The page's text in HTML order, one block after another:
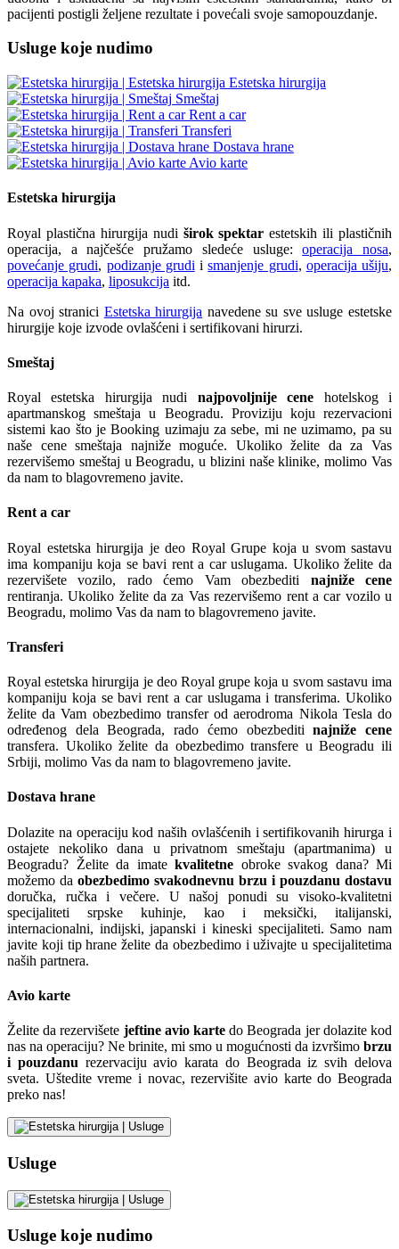
pacijenti postigli željene rezultate i povećali svoje samopouzdanje.
Usluge koje nudimo
Estetska hirurgija
Smeštaj
Rent a car
Transferi
Dostava hrane
Avio karte
Estetska hirurgija
Royal plastična hirurgija nudi širok spektar estetskih ili plastičnih
operacija, a najčešće pružamo sledeće usluge:operacija nosa,
povećanje grudi, podizanje grudi ismanjenje grudi, operacija ušiju,
operacija kapaka, liposukcija itd.
Na ovoj stranici Estetska hirurgija navedene su sve usluge estetske
hirurgije koje izvode ovlašćeni i sertifikovani hirurzi.
Smeštaj
Royal estetska hirurgija nudi najpovoljnije cene hotelskog i
apartmanskog smeštaja u Beogradu. Proviziju koju rezervacioni
sistemi kao što je Booking uzimaju za sebe, mi ne uzimamo, pa su
naše cene smeštaja najniže moguće. Ukoliko želite da za Vas
rezervišemo smeštaj u Beogradu, u blizini naše klinike, molimo Vas
da nam to blagovremeno javite.
Rent a car
Royal estetska hirurgija je deo Royal Grupe koja u svom sastavu
ima kompaniju koja se bavi rent a car uslugama. Ukoliko želite da
rezervišete vozilo, rado ćemo Vam obezbediti najniže cene
rentiranja. Ukoliko želite da za Vas rezervišemo rent a car vozilo u
Beogradu, molimo Vas da nam to blagovremeno javite.
Transferi
Royal estetska hirurgija je deo Royal grupe koja u svom sastavu ima
kompaniju koja se bavi rent a car uslugama i transferima. Ukoliko
želite da Vam obezbedimo transfer od aerodroma Nikola Tesla do
određenog dela Beograda, rado ćemo obezbeditinajniže cene
transfera. Ukoliko želite da obezbedimo transfere u Beogradu ili
Srbiji, molimo Vas da nam to blagovremeno javite.
Dostava hrane
Dolazite na operaciju kod naših ovlašćenih i sertifikovanih hirurga i
ostajete nekoliko dana u privatnom smeštaju (apartmanima) u
Beogradu? Želite da imate kvalitetne obroke svakog dana? Mi
možemo da obezbedimo svakodnevnu brzu i pouzdanu dostavu
doručka, ručka i večere. U našoj ponudi su visoko-kvalitetni
specijaliteti srpske kuhinje, kao i meksički, italijanski,
internacionalni, indijski, japanski i kineski specijaliteti. Samo nam
javite koji tip hrane želite da obezbedimo i uživajte u specijalitetima
naših partnera.
Avio karte
Želite da rezervišete jeftine avio kartedo Beograda jer dolazite kod
nas na operaciju? Ne brinite, mi smo u mogućnosti da izvršimo brzu
i pouzdanu rezervaciju avio karata do Beograda iz svih delova
sveta. Uštedite vreme i novac, rezervišite avio karte do Beograda
preko nas!
Usluge
Usluge koje nudimo